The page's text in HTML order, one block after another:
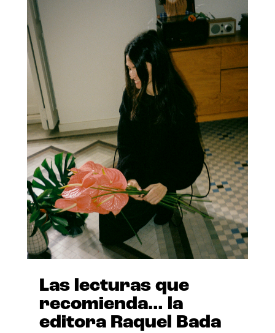
Las lecturas que
recomienda… la
editora Raquel Bada